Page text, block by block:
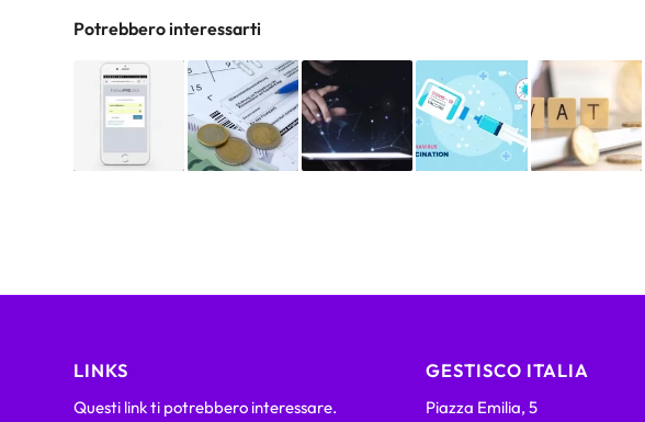
Potrebbero interessarti
LINKS
Questi link ti potrebbero interessare.
GESTISCO ITALIA
Piazza Emilia, 5